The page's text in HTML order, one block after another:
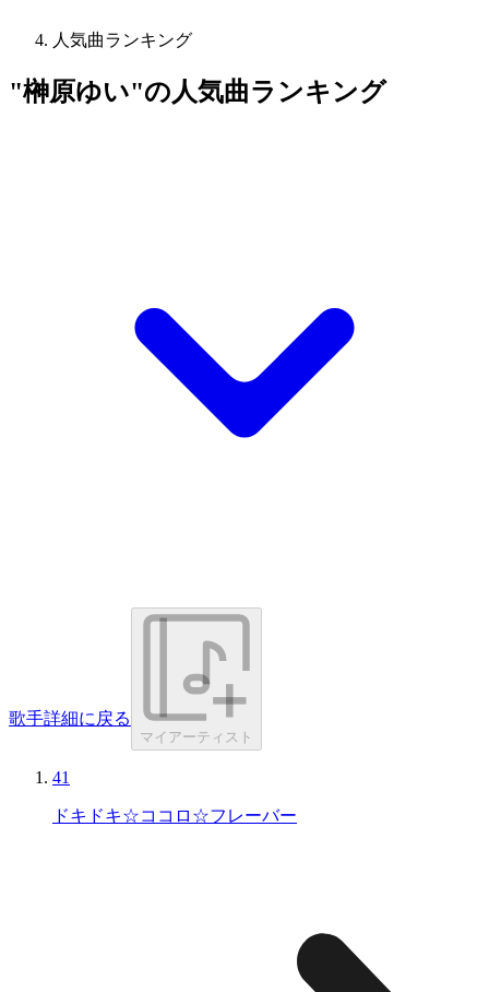
人気曲ランキング
"榊原ゆい"の人気曲ランキング
歌手詳細に戻る
マイアーティスト
41
ドキドキ☆ココロ☆フレーバー